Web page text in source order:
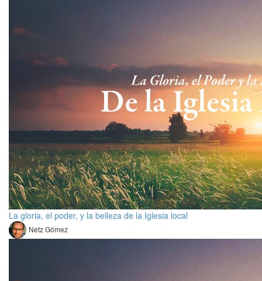
La gloria, el poder, y la belleza de la Iglesia local
Netz Gómez